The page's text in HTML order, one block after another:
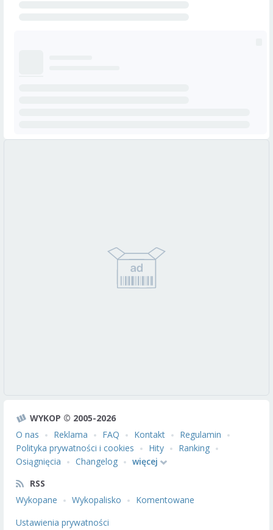
WYKOP © 2005-2026
O nas
Reklama FAQ Kontakt
Regulamin
Polityka prywatności i cookies
Hity
Ranking
Osiągnięcia
Changelog
więcej
RSS
Wykopane
Wykopalisko
Komentowane
Ustawienia prywatności